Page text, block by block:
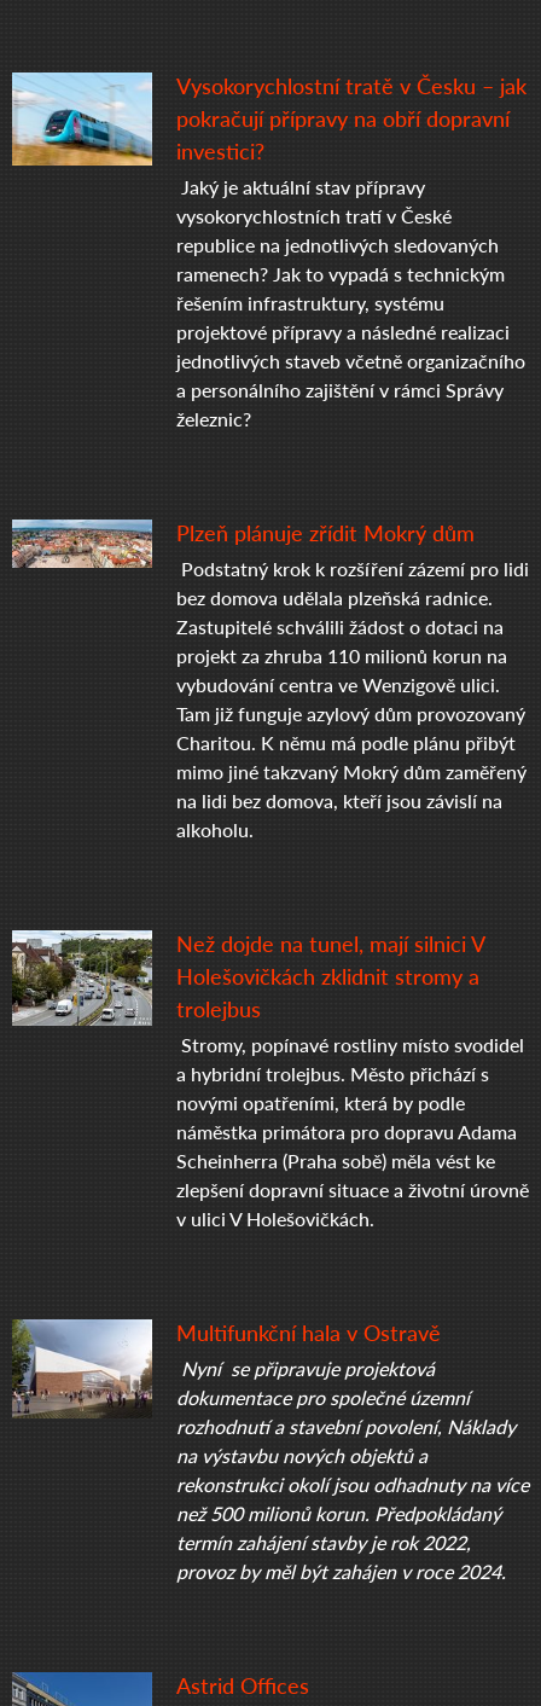
Vysokorychlostní tratě v Česku – jak
pokračují přípravy na obří dopravní
investici?
Jaký je aktuální stav přípravy
vysokorychlostních tratí v České
republice na jednotlivých sledovaných
ramenech? Jak to vypadá s technickým
řešením infrastruktury, systému
projektové přípravy a následné realizaci
jednotlivých staveb včetně organizačního
a personálního zajištění v rámci Správy
železnic?
Plzeň plánuje zřídit Mokrý dům
Podstatný krok k rozšíření zázemí pro lidi
bez domova udělala plzeňská radnice.
Zastupitelé schválili žádost o dotaci na
projekt za zhruba 110 milionů korun na
vybudování centra ve Wenzigově ulici.
Tam již funguje azylový dům provozovaný
Charitou. K němu má podle plánu přibýt
mimo jiné takzvaný Mokrý dům zaměřený
na lidi bez domova, kteří jsou závislí na
alkoholu.
Než dojde na tunel, mají silnici V
Holešovičkách zklidnit stromy a
trolejbus
Stromy, popínavé rostliny místo svodidel
a hybridní trolejbus. Město přichází s
novými opatřeními, která by podle
náměstka primátora pro dopravu Adama
Scheinherra (Praha sobě) měla vést ke
zlepšení dopravní situace a životní úrovně
v ulici V Holešovičkách.
Multifunkční hala v Ostravě
Nyní se připravuje projektová
dokumentace pro společné územní
rozhodnutí a stavební povolení, Náklady
na výstavbu nových objektů a
rekonstrukci okolí jsou odhadnuty na více
než 500 milionů korun. Předpokládaný
termín zahájení stavby je rok 2022,
provoz by měl být zahájen v roce 2024.
Astrid Offices